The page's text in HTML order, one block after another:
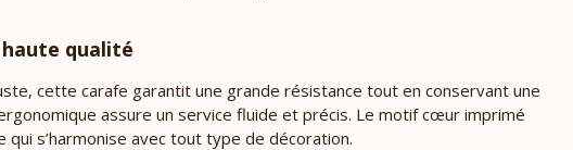
qualité
cette carafe garantit une grande résistance tout en conservant une
assure un service fluide et précis. Le motif cœur imprimé
qui s’harmonise avec tout type de décoration.